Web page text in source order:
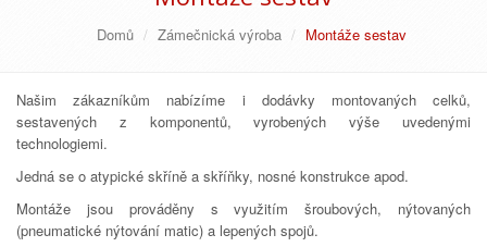
Domů Zámečnická výroba Montáže sestav
Našim zákazníkům nabízíme i dodávky montovaných celků,
sestavených z komponentů, vyrobených výše uvedenými
technologiemi.
Jedná se o atypické skříně a skříňky, nosné konstrukce apod.
Montáže jsou prováděny s využitím šroubových, nýtovaných
(pneumatické nýtování matic) a lepených spojů.